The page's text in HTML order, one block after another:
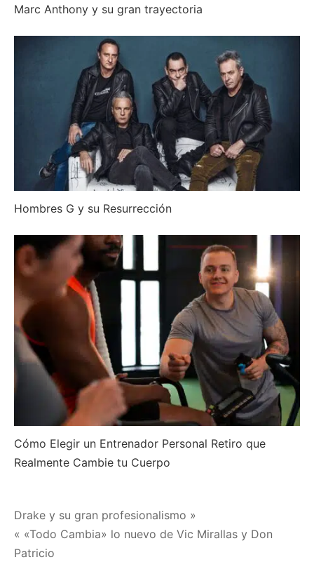
Marc Anthony y su gran trayectoria
Hombres G y su Resurrección
Cómo Elegir un Entrenador Personal Retiro que
Realmente Cambie tu Cuerpo
Navegación
de
Drake y su gran profesionalismo »
« «Todo Cambia» lo nuevo de Vic Mirallas y Don
Patricio